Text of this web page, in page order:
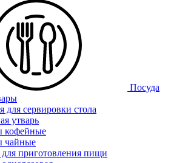
Посуда
для сервировки стола
утварь
кофейные
чайные
приготовления пищи